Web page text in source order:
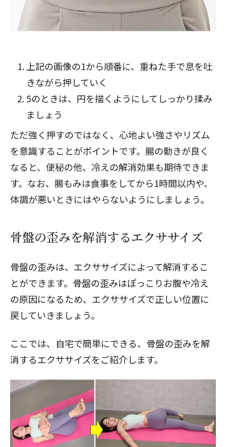
上記の画像の1から順番に、重ねた手で息を吐
きながら押していく
5のときは、円を描くようにしてしっかり揉み
ましょう
ただ強く押すのではなく、心地よい強さやリズム
を意識することがポイントです。腸の動きが良く
なると、便秘の他、冷えの解消効果も期待できま
す。なお、腸もみは食事をしてから1時間以内や、
体調が悪いときにはやらないようにしましょう。
骨盤の歪みを解消するエクササイズ
骨盤の歪みは、エクササイズによって解消するこ
とができます。骨盤の歪みはぽっこりお腹や冷え
の原因になるため、エクササイズで正しい位置に
戻していきましょう。
ここでは、自宅で簡単にできる、骨盤の歪みを解
消するエクササイズをご紹介します。